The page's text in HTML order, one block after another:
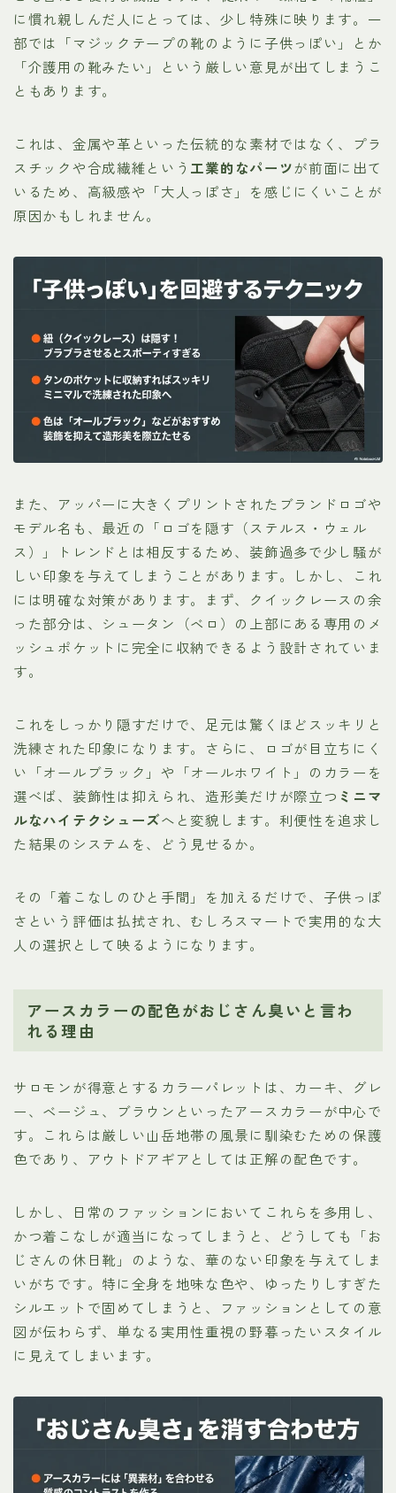
に慣れ親しんだ人にとっては、少し特殊に映ります。一
部では「マジックテープの靴のように子供っぽい」とか
「介護用の靴みたい」という厳しい意見が出てしまうこ
ともあります。
これは、金属や革といった伝統的な素材ではなく、プラ
スチックや合成繊維という 工業的なパーツが前面に出て
いるため、高級感や「大人っぽさ」を感じにくいことが
原因かもしれません。
また、アッパーに大きくプリントされたブランドロゴや
モデル名も、最近の「ロゴを隠す（ステルス・ウェル
ス）」トレンドとは相反するため、装飾過多で少し騒が
しい印象を与えてしまうことがあります。しかし、これ
には明確な対策があります。まず、クイックレースの余
った部分は、シュータン（ベロ）の上部にある専用のメ
ッシュポケットに完全に収納できるよう設計されていま
す。
これをしっかり隠すだけで、足元は驚くほどスッキリと
洗練された印象になります。さらに、ロゴが目立ちにく
い「オールブラック」や「オールホワイト」のカラーを
選べば、装飾性は抑えられ、造形美だけが際立つ ミニマ
ルなハイテクシューズへと変貌します。利便性を追求し
た結果のシステムを、どう見せるか。
その「着こなしのひと手間」を加えるだけで、子供っぽ
さという評価は払拭され、むしろスマートで実用的な大
人の選択として映るようになります。
アースカラーの配色がおじさん臭いと言わ
れる理由
サロモンが得意とするカラーパレットは、カーキ、グレ
ー、ベージュ、ブラウンといったアースカラーが中心で
す。これらは厳しい山岳地帯の風景に馴染むための保護
色であり、アウトドアギアとしては正解の配色です。
しかし、日常のファッションにおいてこれらを多用し、
かつ着こなしが適当になってしまうと、どうしても「お
じさんの休日靴」のような、華のない印象を与えてしま
いがちです。特に全身を地味な色や、ゆったりしすぎた
シルエットで固めてしまうと、ファッションとしての意
図が伝わらず、単なる実用性重視の野暮ったいスタイル
に見えてしまいます。